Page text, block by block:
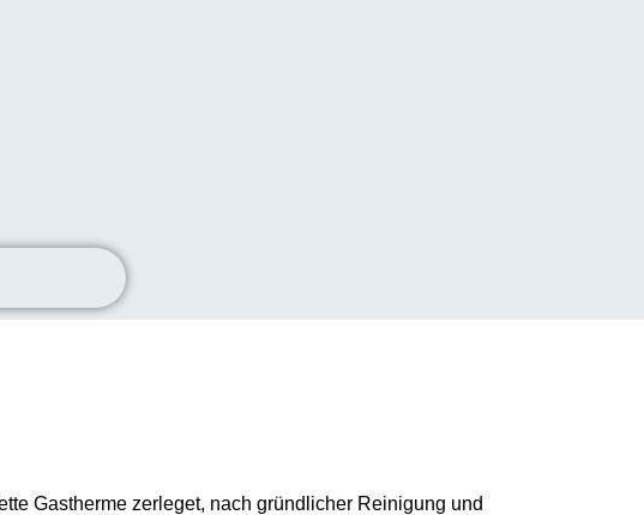
Gastherme zerleget, nach gründlicher Reinigung und